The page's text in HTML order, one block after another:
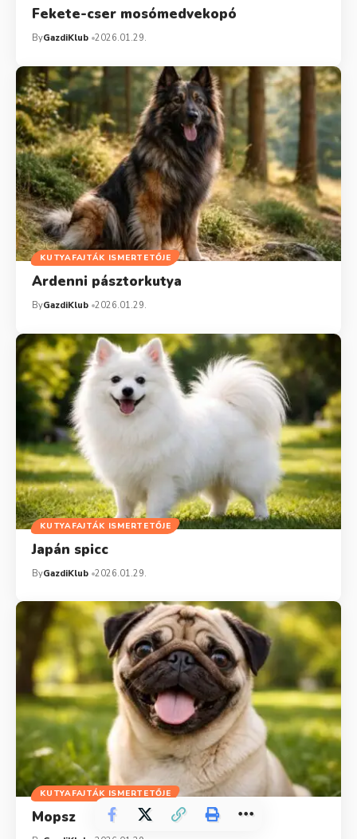
Fekete-cser mosómedvekopó
ByGazdiKlub 2026.01.29.
KUTYAFAJTÁK ISMERTETŐJE
Ardenni pásztorkutya
ByGazdiKlub 2026.01.29.
KUTYAFAJTÁK ISMERTETŐJE
Japán spicc
ByGazdiKlub 2026.01.29.
KUTYAFAJTÁK ISMERTETŐJE
Mopsz